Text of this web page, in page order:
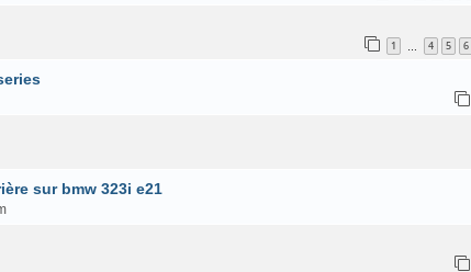
1 … 4 5 6
sur bmw 323i e21